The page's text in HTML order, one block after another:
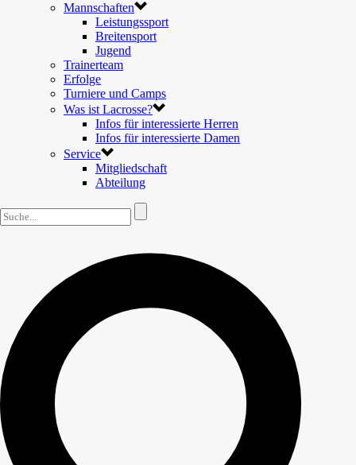
Mannschaften
Leistungssport
Breitensport
Jugend
Trainerteam
Erfolge
Turniere und Camps
Was ist Lacrosse?
Infos für interessierte Herren
Infos für interessierte Damen
Service
Mitgliedschaft
Abteilung